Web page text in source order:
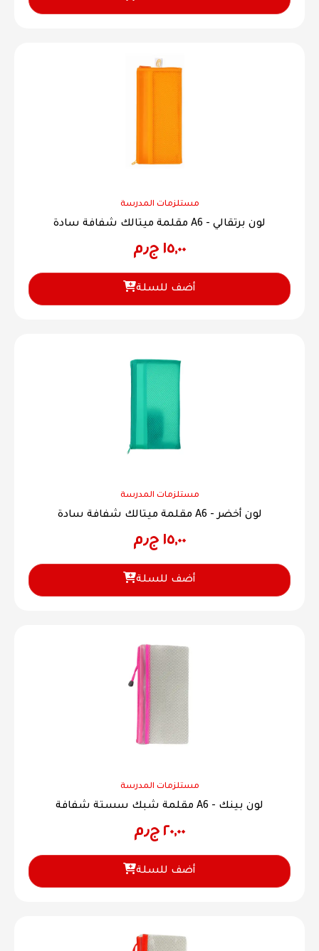
مستلزمات المدرسة
مقلمة ميتالك شفافة سادة A6 - لون برتقالي
١٥,٠٠ ج٫م
أضف للسلة
مستلزمات المدرسة
مقلمة ميتالك شفافة سادة A6 - لون أخضر
١٥,٠٠ ج٫م
أضف للسلة
مستلزمات المدرسة
مقلمة شبك سستة شفافة A6 - لون بينك
٢٠,٠٠ ج٫م
أضف للسلة